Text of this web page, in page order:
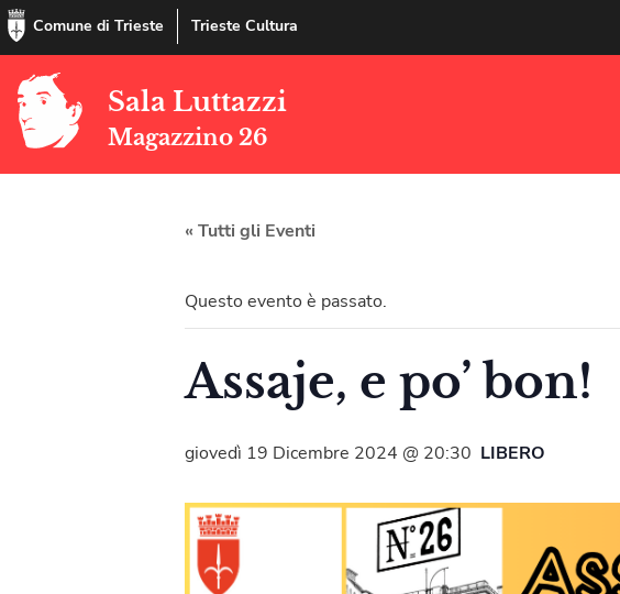
Comune di Trieste Trieste Cultura
Sala Luttazzi
Magazzino 26
« Tutti gli Eventi
Questo evento è passato.
Assaje, e po’ bon!
giovedì 19 Dicembre 2024 @ 20:30 LIBERO